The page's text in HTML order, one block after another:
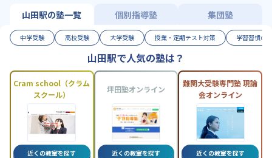
山田駅の塾一覧 個別指導塾 集団塾
中学受験 高校受験 大学受験 授業・定期テスト対策 学習習慣の
山田駅で人気の塾は？
Cram school（クラム
スクール）
近くの教室を探す
坪田塾オンライン
近くの教室を探す
難関大受験専門塾 現論
会オンライン
近くの教室を探す